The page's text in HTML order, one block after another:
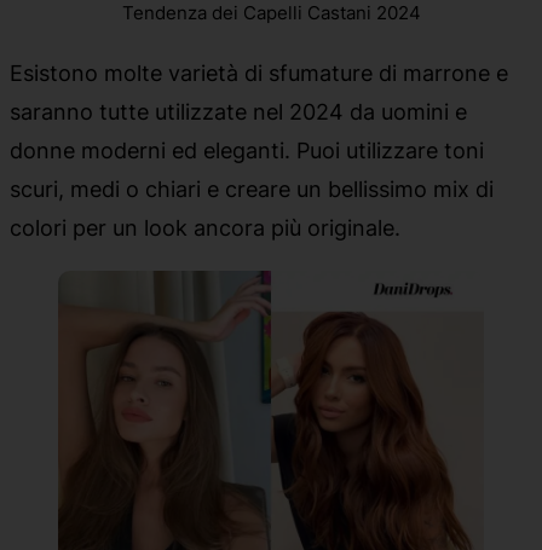
Tendenza dei Capelli Castani 2024
Esistono molte varietà di sfumature di marrone e
saranno tutte utilizzate nel 2024 da uomini e
donne moderni ed eleganti. Puoi utilizzare toni
scuri, medi o chiari e creare un bellissimo mix di
colori per un look ancora più originale.